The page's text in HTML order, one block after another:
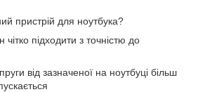
пристрій для ноутбука?
підходити з точністю до
від зазначеної на ноутбуці більш